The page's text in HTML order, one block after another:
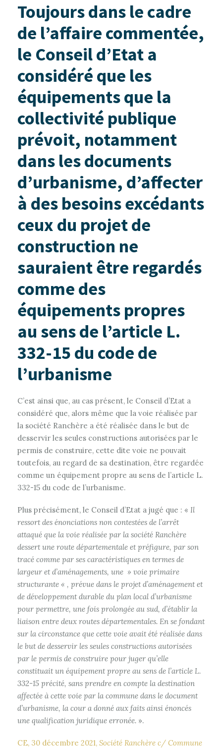
Toujours dans le cadre
de l’affaire commentée,
le Conseil d’Etat a
considéré que les
équipements que la
collectivité publique
prévoit, notamment
dans les documents
d’urbanisme, d’affecter
à des besoins excédants
ceux du projet de
construction ne
sauraient être regardés
comme des
équipements propres
au sens de l’article L.
332-15 du code de
l’urbanisme
C’est ainsi que, au cas présent, le Conseil d’Etat a
considéré que, alors même que la voie réalisée par
la société Ranchère a été réalisée dans le but de
desservir les seules constructions autorisées par le
permis de construire, cette dite voie ne pouvait
toutefois, au regard de sa destination, être regardée
comme un équipement propre au sens de l’article L.
332-15 du code de l’urbanisme.
Plus précisément, le Conseil d’Etat a jugé que : « Il
ressort des énonciations non contestées de l’arrêt
attaqué que la voie réalisée par la société Ranchère
dessert une route départementale et préfigure, par son
tracé comme par ses caractéristiques en termes de
largeur et d’aménagements, une » voie primaire
structurante « , prévue dans le projet d’aménagement et
de développement durable du plan local d’urbanisme
pour permettre, une fois prolongée au sud, d’établir la
liaison entre deux routes départementales. En se fondant
sur la circonstance que cette voie avait été réalisée dans
le but de desservir les seules constructions autorisées
par le permis de construire pour juger qu’elle
constituait un équipement propre au sens de l’article L.
332-15 précité, sans prendre en compte la destination
affectée à cette voie par la commune dans le document
d’urbanisme, la cour a donné aux faits ainsi énoncés
une qualification juridique erronée. ».
CE, 30 décembre 2021, Société Ranchère c/ Commune